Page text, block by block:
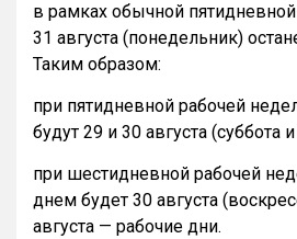
в рамках обычной
31 августа (понедельник)
Таким образом:
при пятидневной рабочей
будут 29 и 30 августа (суббота
при шестидневной рабочей
днем будет 30 августа
августа — рабочие дни.